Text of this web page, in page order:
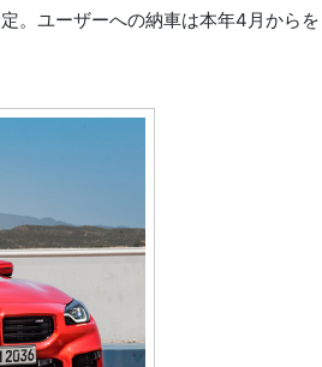
。ユーザーへの納車は本年4月からを